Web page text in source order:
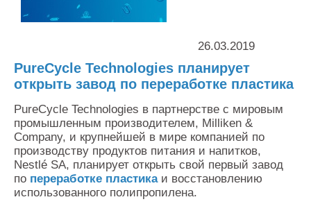
Оставить заявку
26.03.2019
PureCycle Technologies планирует
открыть завод по переработке пластика
PureCycle Technologies в партнерстве с мировым
промышленным производителем, Milliken &
Company, и крупнейшей в мире компанией по
производству продуктов питания и напитков,
Nestlé SA, планирует открыть свой первый завод
по переработке пластикаи восстановлению
использованного полипропилена.